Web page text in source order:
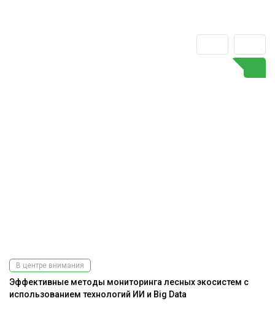
В центре внимания
Эффективные методы мониторинга лесных экосистем с
использованием технологий ИИ и Big Data